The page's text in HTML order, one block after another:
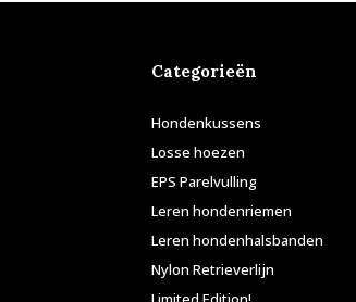
Categorieën
Hondenkussens
Losse hoezen
EPS Parelvulling
Leren hondenriemen
Leren hondenhalsbanden
Nylon Retrieverlijn